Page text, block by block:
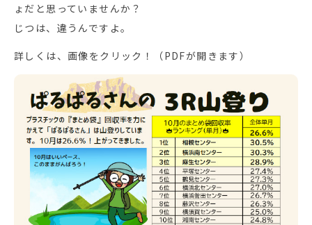
ょだと思っていませんか？
じつは、違うんですよ。
詳しくは、画像をクリック！（PDFが開きます）